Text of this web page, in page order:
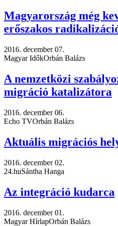
Magyarország még
erőszakos
2016. december 07.
Magyar IdőkOrbán Balázs
A nemzetközi
migráció katalizátora
2016. december 06.
Echo TVOrbán Balázs
Aktuális migrációs
2016. december 02.
24.huSántha Hanga
Az integráció kudarca
2016. december 01.
Magyar HírlapOrbán Balázs